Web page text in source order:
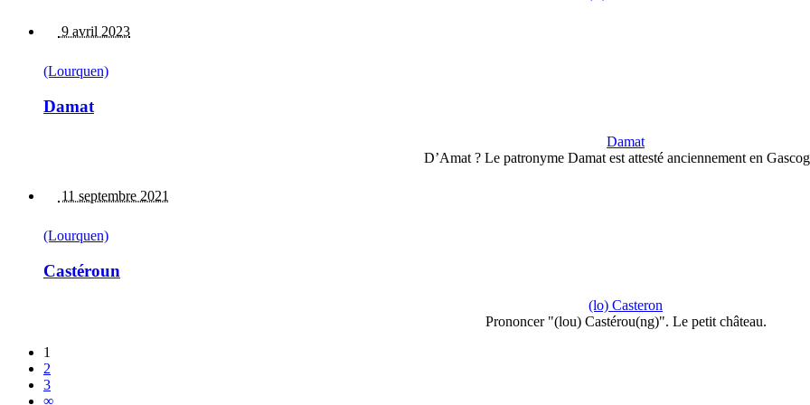
9 avril 2023
(Lourquen)
Damat
Damat
D’Amat ? Le patronyme Damat est attesté anciennement en
11 septembre 2021
(Lourquen)
Castéroun
(lo) Casteron
Prononcer "(lou) Castérou(ng)". Le petit château.
1
2
3
∞